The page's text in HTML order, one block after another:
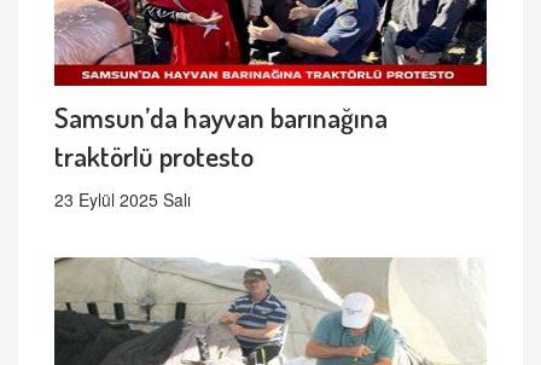
Samsun’da hayvan barınağına
traktörlü protesto
23 Eylül 2025 Salı